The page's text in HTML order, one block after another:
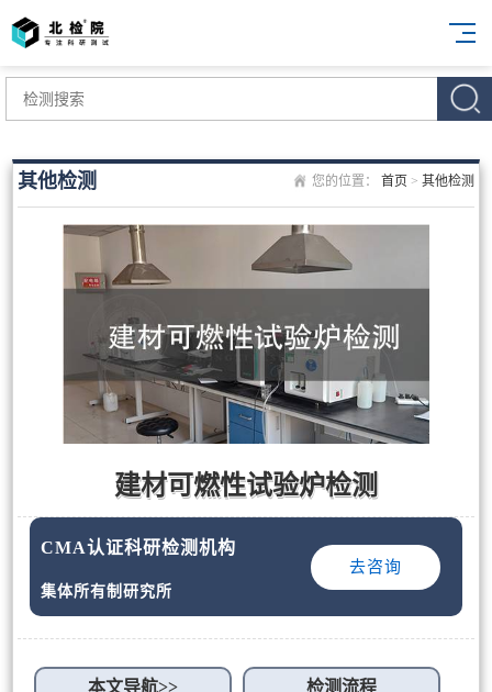
您的位置： 首页 > 其他检测
其他检测
建材可燃性试验炉检测
CMA认证科研检测机构
集体所有制研究所
去咨询
本文导航>> 检测流程